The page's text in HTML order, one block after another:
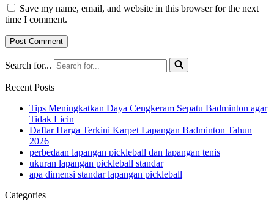
Save my name, email, and website in this browser for the next
time I comment.
Search for...
Recent Posts
Tips Meningkatkan Daya Cengkeram Sepatu Badminton agar
Tidak Licin
Daftar Harga Terkini Karpet Lapangan Badminton Tahun
2026
perbedaan lapangan pickleball dan lapangan tenis
ukuran lapangan pickleball standar
apa dimensi standar lapangan pickleball
Categories